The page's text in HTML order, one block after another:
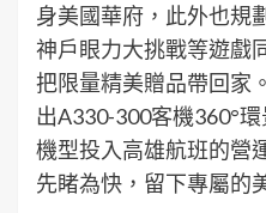
身美國華府，此外也規
神戶眼力大挑戰等遊戲
把限量精美贈品帶回家
出A330-300客機360°
機型投入高雄航班的營
先睹為快，留下專屬的